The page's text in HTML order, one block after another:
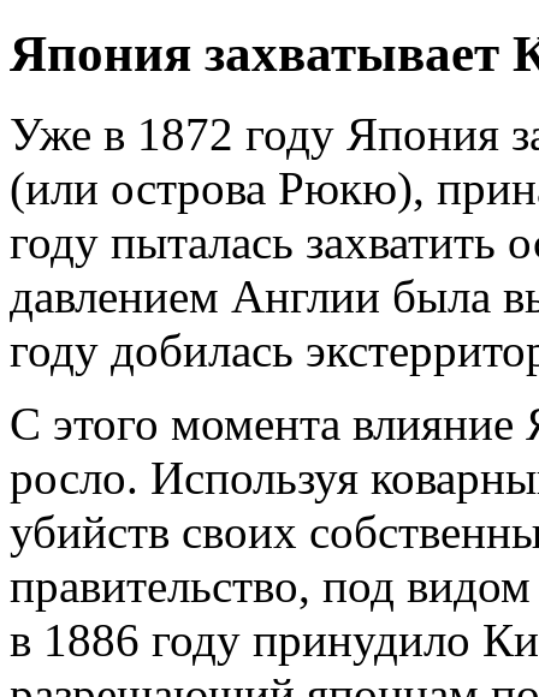
Япония захватывает
Уже в 1872 году Япония
(или острова Рюкю),
году пыталась захватить
давлением Англии была
году добилась
С этого момента
росло. Используя
убийств своих
правительство, под
в 1886 году принудило